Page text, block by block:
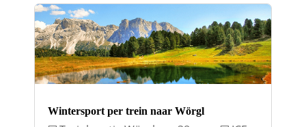
Wintersport per trein naar Wörgl